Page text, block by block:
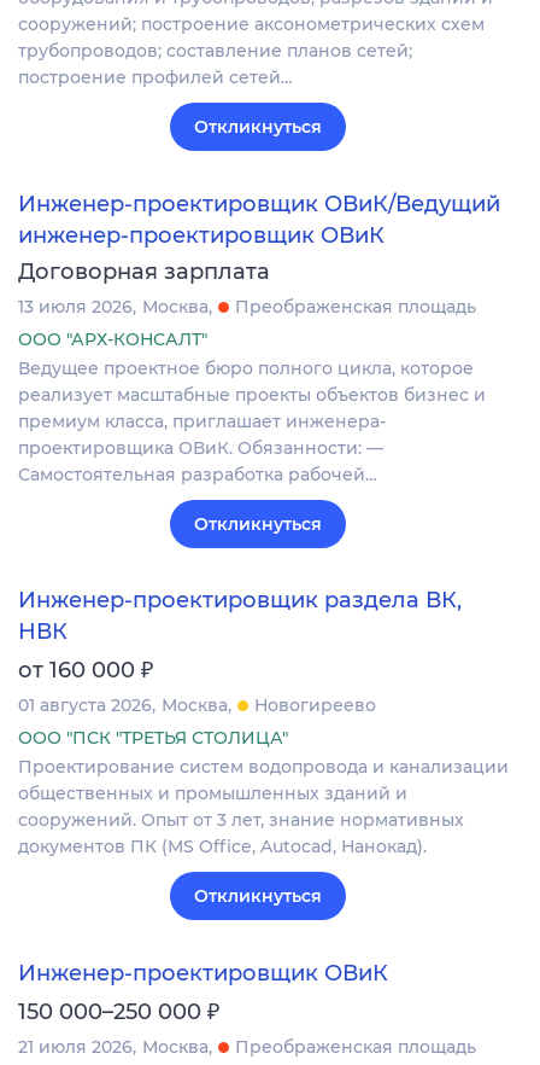
сооружений; построение аксонометрических схем
трубопроводов; составление планов сетей;
построение профилей сетей…
Откликнуться
Инженер-проектировщик ОВиК/Ведущий
инженер-проектировщик ОВиК
Договорная зарплата
13 июля 2026 Москва
Преображенская площадь
ООО "АРХ-КОНСАЛТ"
Ведущее проектное бюро полного цикла, которое
реализует масштабные проекты объектов бизнес и
премиум класса, приглашает инженера-
проектировщика ОВиК. Обязанности: —
Самостоятельная разработка рабочей…
Откликнуться
Инженер-проектировщик раздела ВК,
НВК
от 160 000 ₽
01 августа 2026 Москва
Новогиреево
ООО "ПСК "ТРЕТЬЯ СТОЛИЦА"
Проектирование систем водопровода и канализации
общественных и промышленных зданий и
сооружений. Опыт от 3 лет, знание нормативных
документов ПК (MS Office, Autocad, Нанокад).
Откликнуться
Инженер-проектировщик ОВиК
150 000–250 000 ₽
21 июля 2026 Москва
Преображенская площадь